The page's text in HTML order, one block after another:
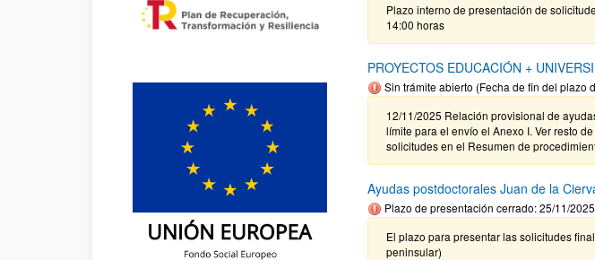
Plazo interno de presentación de
14:00 horas
PROYECTOS EDUCACIÓN +
Sin trámite abierto (Fecha de fin del plazo
12/11/2025 Relación provisional de
límite para el envío el Anexo I. Ver resto
solicitudes en el Resumen de
Ayudas postdoctorales Juan de la
Plazo de presentación cerrado: 25/11/
El plazo para presentar las solicitudes
peninsular)